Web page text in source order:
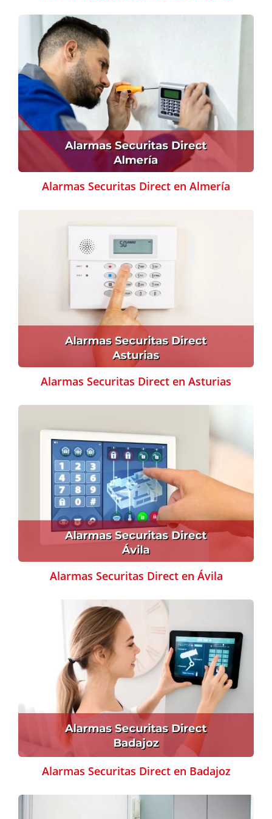
Alarmas Securitas Direct en Almería
Alarmas Securitas Direct en Asturias
Alarmas Securitas Direct en Ávila
Alarmas Securitas Direct en Badajoz